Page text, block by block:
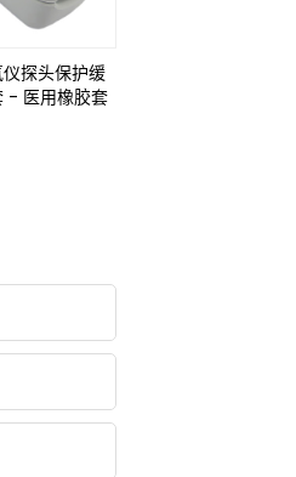
探头保护缓
- 医用橡胶套